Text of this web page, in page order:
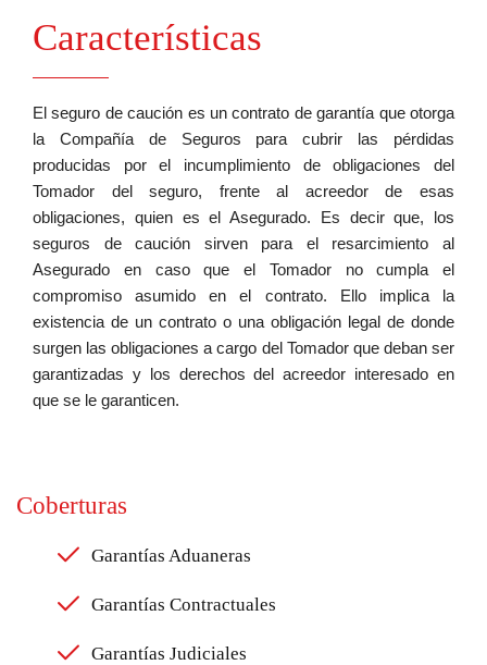
Características
El seguro de caución es un contrato de garantía que otorga
la Compañía de Seguros para cubrir las pérdidas
producidas por el incumplimiento de obligaciones del
Tomador del seguro, frente al acreedor de esas
obligaciones, quien es el Asegurado. Es decir que, los
seguros de caución sirven para el resarcimiento al
Asegurado en caso que el Tomador no cumpla el
compromiso asumido en el contrato. Ello implica la
existencia de un contrato o una obligación legal de donde
surgen las obligaciones a cargo del Tomador que deban ser
garantizadas y los derechos del acreedor interesado en
que se le garanticen.
Coberturas
Garantías Aduaneras
Garantías Contractuales
Garantías Judiciales